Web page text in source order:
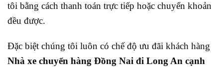
tôi bằng cách thanh toán trực tiếp hoặc chuyển khoản
đều được.
Đặc biệt chúng tôi luôn có chế độ ưu đãi khách hàng
Nhà xe chuyển hàng Đồng Nai đi Long An cạnh